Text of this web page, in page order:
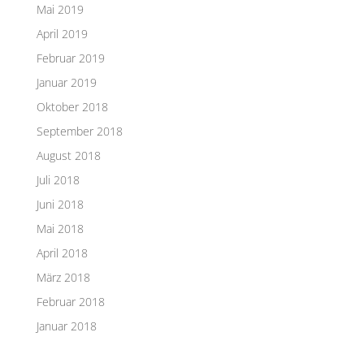
Mai 2019
April 2019
Februar 2019
Januar 2019
Oktober 2018
September 2018
August 2018
Juli 2018
Juni 2018
Mai 2018
April 2018
März 2018
Februar 2018
Januar 2018